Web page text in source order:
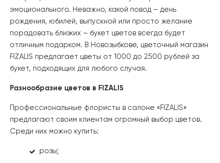
эмоционального. Неважно, какой повод – день
рождения, юбилей, выпускной или просто желание
порадовать близких – букет цветов всегда будет
отличным подарком. В Новозыбкове, цветочный магазин
FIZALIS предлагает цветы от 1000 до 2500 рублей за
букет, подходящих для любого случая.
Разнообразие цветов в FIZALIS
Профессиональные флористы в салоне «FIZALIS»
предлагают своим клиентам огромный выбор цветов.
Среди них можно купить:
розы;